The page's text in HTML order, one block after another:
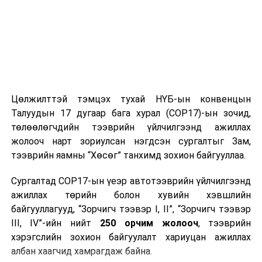
Цөлжилттэй тэмцэх тухай НҮБ-ын конвенцын
Талуудын 17 дугаар бага хурал (COP17)-ын зочид,
төлөөлөгчдийн тээврийн үйлчилгээнд ажиллах
жолооч нарт зориулсан нэгдсэн сургалтыг Зам,
тээврийн яамны “Хөсөг” танхимд зохион байгууллаа.
Сургалтад COP17-ын үеэр автотээврийн үйлчилгээнд
ажиллах төрийн болон хувийн хэвшлийн
байгууллагууд, “Зорчигч тээвэр I, II”, “Зорчигч тээвэр
III, IV”-ийн нийт 250 орчим жолооч, тээврийн
хэрэгслийн зохион байгуулалт хариуцан ажиллах
албан хаагчид хамрагдаж байна.